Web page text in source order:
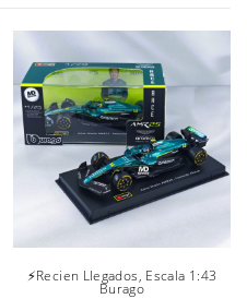
⚡Recien Llegados, Escala 1:43
Burago